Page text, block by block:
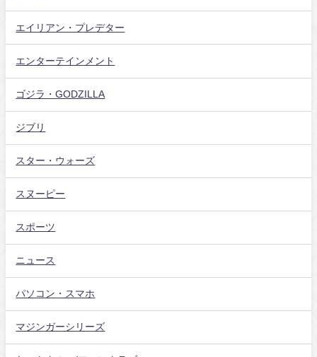
エイリアン・プレデター
エンターテインメント
ゴジラ・GODZILLA
ジブリ
スター・ウォーズ
スヌーピー
スポーツ
ニュース
パソコン・スマホ
マジンガーシリーズ